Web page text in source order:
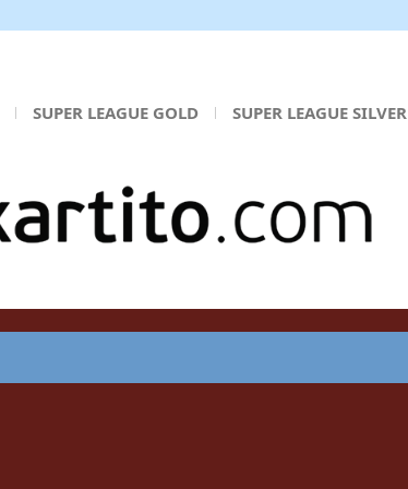
SUPER LEAGUE GOLD SUPER LEAGUE SILVER